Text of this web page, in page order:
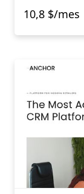
10,8 $/mes